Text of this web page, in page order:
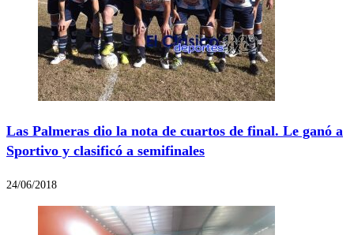
Las Palmeras dio la nota de cuartos de final. Le ganó a
Sportivo y clasificó a semifinales
24/06/2018